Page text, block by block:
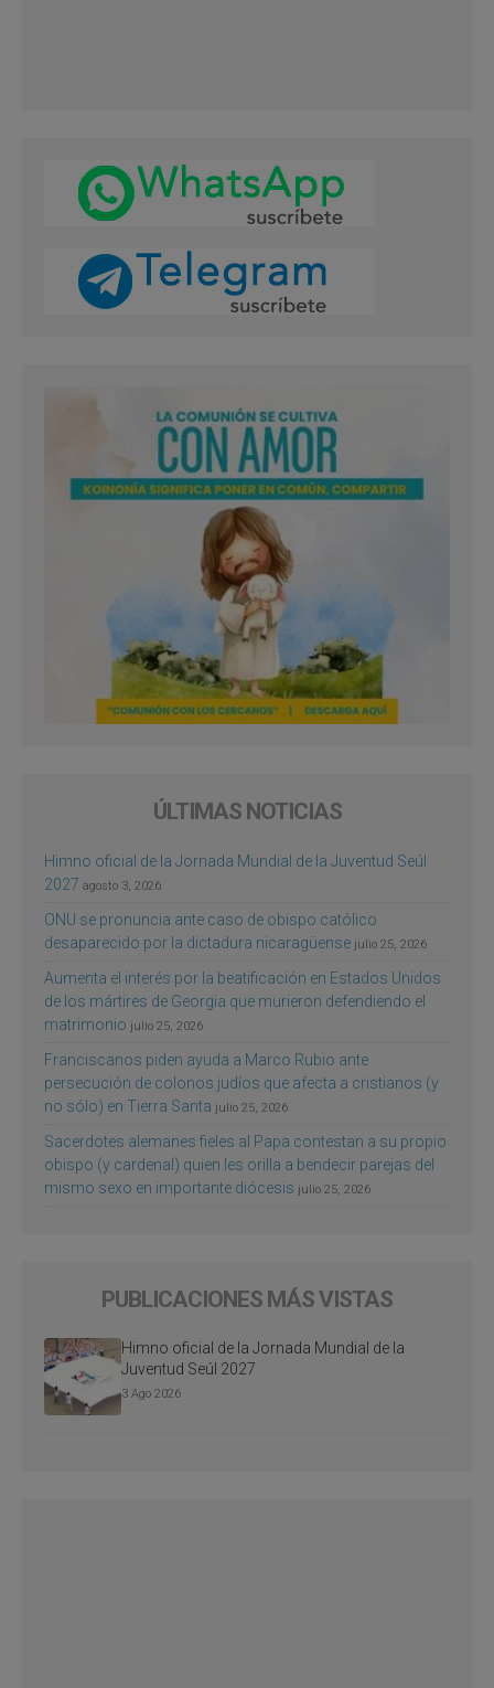
ÚLTIMAS NOTICIAS
Himno oficial de la Jornada Mundial de la Juventud Seúl
2027 agosto 3, 2026
ONU se pronuncia ante caso de obispo católico
desaparecido por la dictadura nicaragüense julio 25, 2026
Aumenta el interés por la beatificación en Estados Unidos
de los mártires de Georgia que murieron defendiendo el
matrimonio julio 25, 2026
Franciscanos piden ayuda a Marco Rubio ante
persecución de colonos judíos que afecta a cristianos (y
no sólo) en Tierra Santa julio 25, 2026
Sacerdotes alemanes fieles al Papa contestan a su propio
obispo (y cardenal) quien les orilla a bendecir parejas del
mismo sexo en importante diócesis julio 25, 2026
PUBLICACIONES MÁS VISTAS
Himno oficial de la Jornada Mundial de la
Juventud Seúl 2027
3 Ago 2026